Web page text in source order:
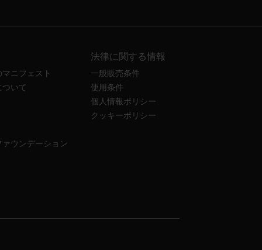
ニフェスト
いて
ウンデーション
法律に関する情報
一般販売条件
使用条件
個人情報ポリシー
クッキーポリシー